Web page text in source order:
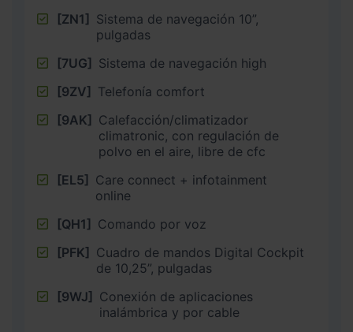
[ZN1] Sistema de navegación 10”,
pulgadas
[7UG] Sistema de navegación high
[9ZV] Telefonía comfort
[9AK] Calefacción/climatizador
climatronic, con regulación de
polvo en el aire, libre de cfc
[EL5] Care connect + infotainment
online
[QH1] Comando por voz
[PFK] Cuadro de mandos Digital Cockpit
de 10,25”, pulgadas
[9WJ] Conexión de aplicaciones
inalámbrica y por cable